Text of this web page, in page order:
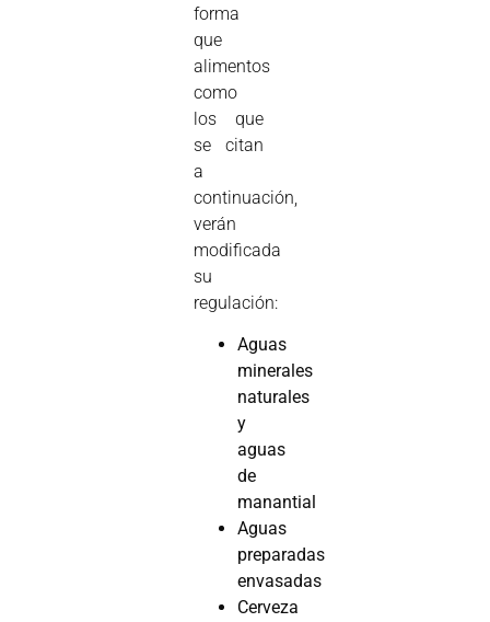
forma
que
alimentos
como
los que
se citan
a
continuación,
verán
modificada
su
regulación:
Aguas
minerales
naturales
y
aguas
de
manantial
Aguas
preparadas
envasadas
Cerveza